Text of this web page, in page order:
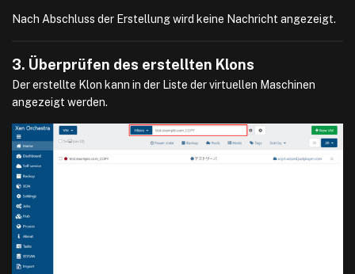
Nach Abschluss der Erstellung wird keine Nachricht angezeigt.
3. Überprüfen des erstellten Klons
Der erstellte Klon kann in der Liste der virtuellen Maschinen
angezeigt werden.